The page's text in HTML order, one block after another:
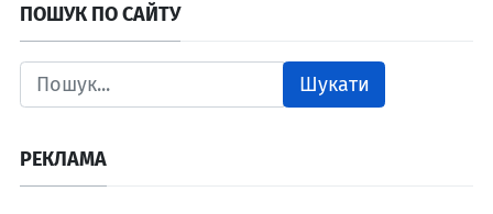
ПОШУК ПО САЙТУ
Шукати
РЕКЛАМА